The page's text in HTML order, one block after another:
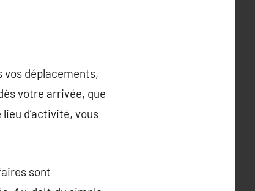
déplacements,
votre arrivée, que
d’activité, vous
sont